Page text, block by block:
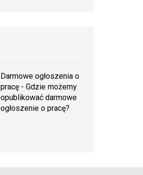
Darmowe ogłoszenia o
pracę - Gdzie możemy
opublikować darmowe
ogłoszenie o pracę?